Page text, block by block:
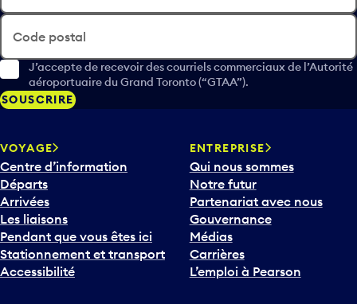
Code postal
J’accepte de recevoir des courriels commerciaux de l’Autorité
aéroportuaire du Grand Toronto (“GTAA”).
SOUSCRIRE
VOYAGE
Centre d’information
Départs
Arrivées
Les liaisons
Pendant que vous êtes ici
Stationnement et transport
Accessibilité
ENTREPRISE
Qui nous sommes
Notre futur
Partenariat avec nous
Gouvernance
Médias
Carrières
L’emploi à Pearson